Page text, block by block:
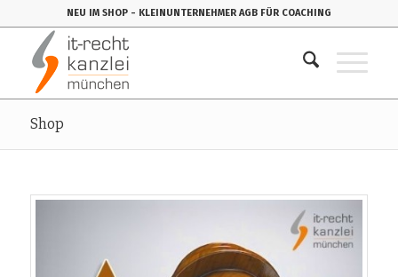
NEU IM SHOP - KLEINUNTERNEHMER AGB FÜR COACHING
Shop